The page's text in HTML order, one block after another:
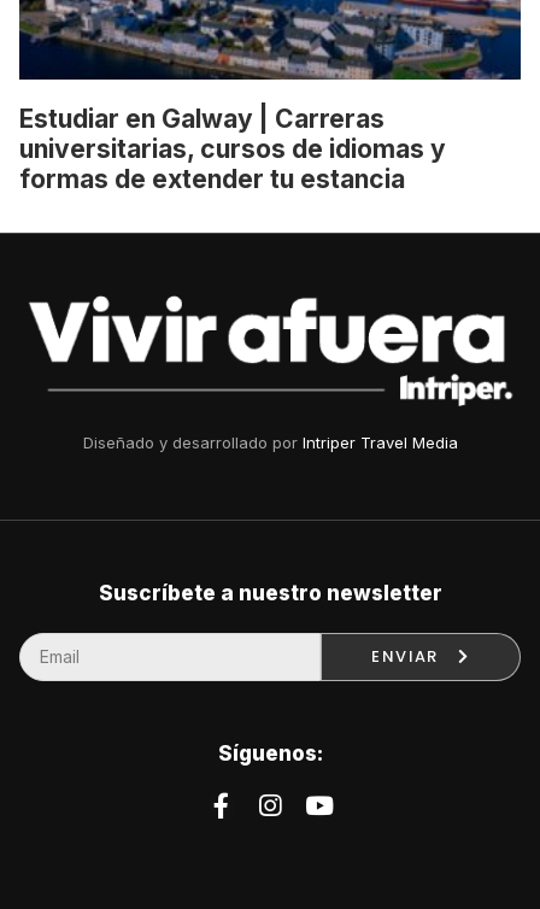
Estudiar en Galway | Carreras
universitarias, cursos de idiomas y
formas de extender tu estancia
Diseñado y desarrollado por Intriper Travel Media
Suscríbete a nuestro newsletter
ENVIAR
Síguenos: